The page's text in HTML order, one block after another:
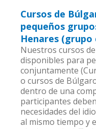
Cursos de
pequeños
Henares (grupo
Nuestros cursos
disponibles para
conjuntamente
o cursos de
dentro de una
participantes
necesidades del
al mismo tiempo y